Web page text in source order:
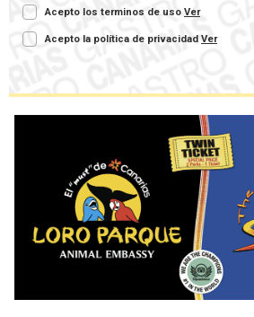
Acepto los terminos de uso Ver
Acepto la política de privacidad Ver